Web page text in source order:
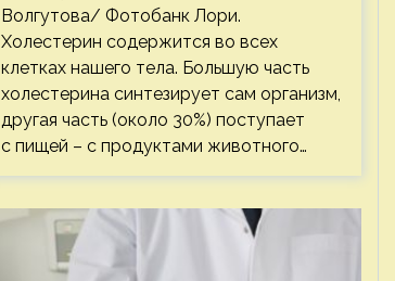
Волгутова/ Фотобанк Лори.
Холестерин содержится во всех
клетках нашего тела. Большую часть
холестерина синтезирует сам организм,
другая часть (около 30%) поступает
с пищей – с продуктами животного…